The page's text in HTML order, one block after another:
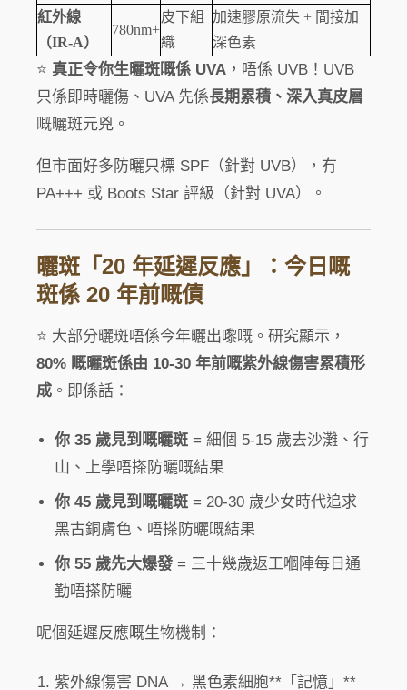
紅外線
（IR-A）
780nm+
皮下組
織
加速膠原流失 + 間接加
深色素
⭐ 真正令你生曬斑嘅係 UVA ，唔係 UVB！UVB
只係即時曬傷、UVA 先係長期累積、深入真皮層
嘅曬斑元兇。
但市面好多防曬只標 SPF（針對 UVB），冇
PA+++ 或 Boots Star 評級（針對 UVA）。
曬斑「20 年延遲反應」：今日嘅
斑係 20 年前嘅債
⭐ 大部分曬斑唔係今年曬出嚟嘅。研究顯示，
80% 嘅曬斑係由 10-30 年前嘅紫外線傷害累積形
成 。即係話：
你 35 歲見到嘅曬斑 = 細個 5-15 歲去沙灘、行
山、上學唔搽防曬嘅結果
你 45 歲見到嘅曬斑 = 20-30 歲少女時代追求
黑古銅膚色、唔搽防曬嘅結果
你 55 歲先大爆發 = 三十幾歲返工嗰陣每日通
勤唔搽防曬
呢個延遲反應嘅生物機制：
紫外線傷害 DNA → 黑色素細胞**「記憶」**